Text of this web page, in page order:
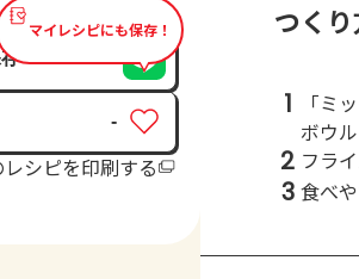
マイレシピにも保存！
-
レシピを印刷する
つく
1
「ミ
ボウ
2 フラ
3 食べ